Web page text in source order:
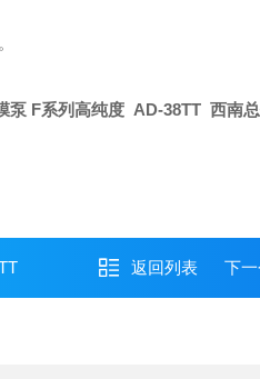
泵 F系列高纯度 AD-38TT 西南
返回列表 下一